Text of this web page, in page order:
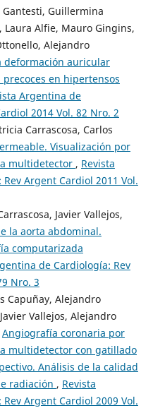
Gantesti, Guillermina
Laura Alfie, Mauro Gingins,
Alejandro
deformación auricular
en hipertensos
Argentina de
2014 Vol. 82 Nro. 2
Carrascosa, Carlos
Visualización por
multidetector , Revista
Argent Cardiol 2011 Vol.
Javier Vallejos,
la aorta abdominal.
computarizada
de Cardiología: Rev
Nro. 3
Capuñay, Alejandro
Vallejos, Alejandro
Angiografía coronaria por
multidetector con gatillado
Análisis de la calidad
radiación , Revista
Argent Cardiol 2009 Vol.